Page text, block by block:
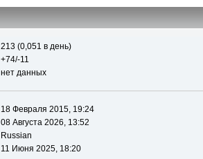
213 (0,051 в день)
+74/-11
нет данных
18 Февраля 2015, 19:24
08 Августа 2026, 13:52
Russian
11 Июня 2025, 18:20